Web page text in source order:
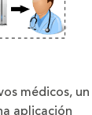
médicos, un
aplicación